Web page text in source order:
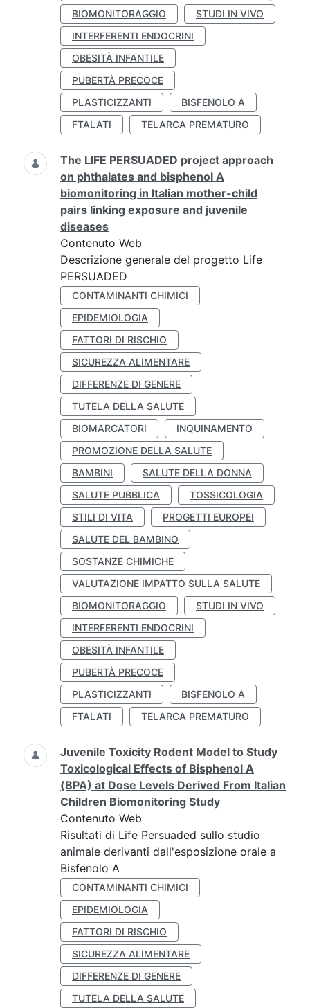
BIOMONITORAGGIO
STUDI IN VIVO
INTERFERENTI ENDOCRINI
OBESITÀ INFANTILE
PUBERTÀ PRECOCE
PLASTICIZZANTI
BISFENOLO A
FTALATI
TELARCA PREMATURO
The LIFE PERSUADED project approach
on phthalates and bisphenol A
biomonitoring in Italian mother-child
pairs linking exposure and juvenile
diseases
Contenuto Web
Descrizione generale del progetto Life
PERSUADED
CONTAMINANTI CHIMICI
EPIDEMIOLOGIA
FATTORI DI RISCHIO
SICUREZZA ALIMENTARE
DIFFERENZE DI GENERE
TUTELA DELLA SALUTE
BIOMARCATORI
INQUINAMENTO
PROMOZIONE DELLA SALUTE
BAMBINI
SALUTE DELLA DONNA
SALUTE PUBBLICA
TOSSICOLOGIA
STILI DI VITA
PROGETTI EUROPEI
SALUTE DEL BAMBINO
SOSTANZE CHIMICHE
VALUTAZIONE IMPATTO SULLA SALUTE
BIOMONITORAGGIO
STUDI IN VIVO
INTERFERENTI ENDOCRINI
OBESITÀ INFANTILE
PUBERTÀ PRECOCE
PLASTICIZZANTI
BISFENOLO A
FTALATI
TELARCA PREMATURO
Juvenile Toxicity Rodent Model to Study
Toxicological Effects of Bisphenol A
(BPA) at Dose Levels Derived From Italian
Children Biomonitoring Study
Contenuto Web
Risultati di Life Persuaded sullo studio
animale derivanti dall'esposizione orale a
Bisfenolo A
CONTAMINANTI CHIMICI
EPIDEMIOLOGIA
FATTORI DI RISCHIO
SICUREZZA ALIMENTARE
DIFFERENZE DI GENERE
TUTELA DELLA SALUTE